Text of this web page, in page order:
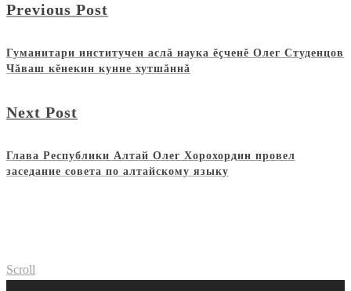
Previous Post
Гуманитари институчен аслă наука ĕçченĕ Олег Студенцов
Чăваш кĕнекин кунне хутшăннă
Next Post
Глава Республики Алтай Олег Хорохордин провел
заседание совета по алтайскому языку
Scroll